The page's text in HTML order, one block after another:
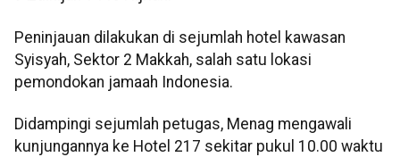
Peninjauan dilakukan di sejumlah hotel kawasan
Syisyah, Sektor 2 Makkah, salah satu lokasi
pemondokan jamaah Indonesia.
Didampingi sejumlah petugas, Menag mengawali
kunjungannya ke Hotel 217 sekitar pukul 10.00 waktu